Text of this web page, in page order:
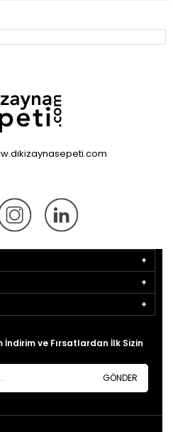
İndirim ve Fırsatlardan İlk Sizin
GÖNDER